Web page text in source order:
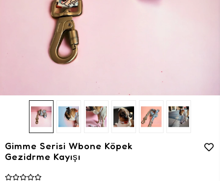
Gimme Serisi Wbone Köpek
Gezidrme Kayışı